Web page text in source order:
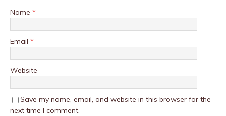
Name *
Email *
Website
Save my name, email, and website in this browser for the
next time I comment.